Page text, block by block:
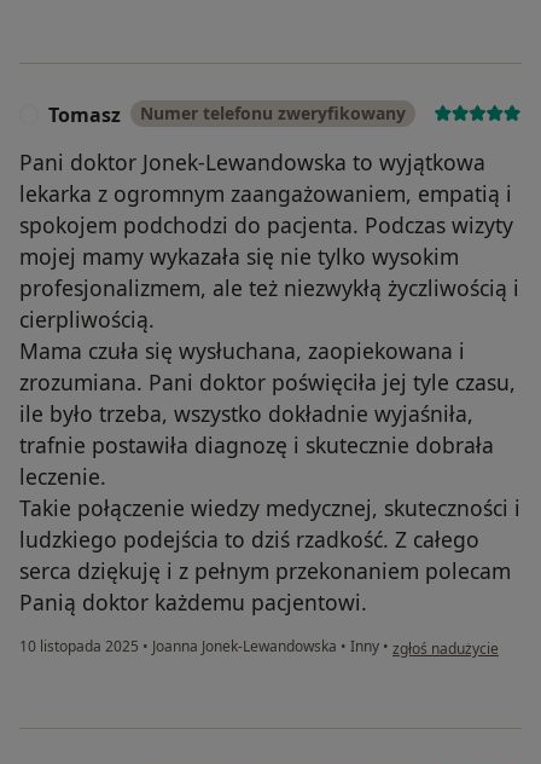
Tomasz Numer telefonu zweryfikowany
Pani doktor Jonek-Lewandowska to wyjątkowa
lekarka z ogromnym zaangażowaniem, empatią i
spokojem podchodzi do pacjenta. Podczas wizyty
mojej mamy wykazała się nie tylko wysokim
profesjonalizmem, ale też niezwykłą życzliwością i
cierpliwością.
Mama czuła się wysłuchana, zaopiekowana i
zrozumiana. Pani doktor poświęciła jej tyle czasu,
ile było trzeba, wszystko dokładnie wyjaśniła,
trafnie postawiła diagnozę i skutecznie dobrała
leczenie.
Takie połączenie wiedzy medycznej, skuteczności i
ludzkiego podejścia to dziś rzadkość. Z całego
serca dziękuję i z pełnym przekonaniem polecam
Panią doktor każdemu pacjentowi.
10 listopada 2025 • Joanna Jonek-Lewandowska • Inny • w opinii użytkownika
zgłoś nadużycie